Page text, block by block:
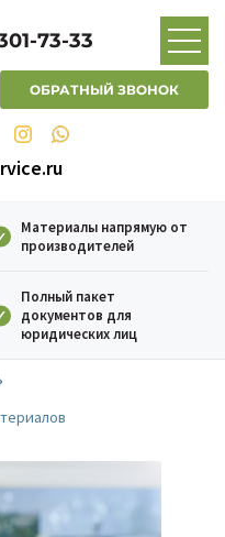
73-33
ОБРАТНЫЙ ЗВОНОК
Материалы напрямую от
производителей
Полный пакет
документов для
юридических лиц